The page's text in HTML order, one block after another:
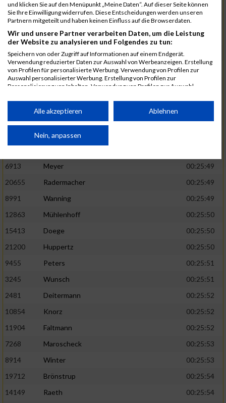
1582 Funken
00:25:42
12220
Cosma
00:25:43
9678
Exner
00:25:43
11817
Schmaul-Klaibee
6812
Koch
00:25:47
9610
Linß
00:25:47
706
Wehmeier
00:25:48
Küpper
Inhoff
6913
Meyer
00:25:49
20655
Radermacher
00:25:49
8991
Wanning
00:25:49
12863
Mühlenhoff
00:25:50
15413
Doege
00:25:50
21200
Huppertz
00:25:50
9455
Peters
00:25:51
3245
Wunsch
00:25:51
2481
Deitermann
00:25:52
10854
Knorz
00:25:52
11904
Faltmann
00:25:52
7268
Maroscheck
00:25:53
8914
Winter
00:25:53
19712
Brönstrup
00:25:54
14149
Raeth
00:25:54
und klicken Sie auf den Menüpunkt „Meine Daten“. Auf dieser Seite können
Sie Ihre Einwilligung widerrufen. Diese Entscheidungen werden unseren
Partnern mitgeteilt und haben keinen Einfluss auf die Browserdaten.
Wir und unsere Partner verarbeiten Daten, um die Leistung
der Website zu analysieren und Folgendes zu tun:
Speichern von oder Zugriff auf Informationen auf einem Endgerät.
Verwendung reduzierter Daten zur Auswahl von Werbeanzeigen. Erstellung
von Profilen für personalisierte Werbung. Verwendung von Profilen zur
Auswahl personalisierter Werbung. Erstellung von Profilen zur
Personalisierung von Inhalten. Verwendung von Profilen zur Auswahl
Performance von Inhalten. Analyse von Zielgruppen durch Statistiken oder
Kombinationen von Daten aus verschiedenen Quellen. Entwicklung und
von Inhalten.
Daten können außerhalb der Europäischen Union weitergegeben und in die
Website/App.
Partnerliste anzeigen (1 IAB-Anbieter)
Wir nutzen Ihre Daten für folgende Zwecke:
Speichern von oder Zugriff auf Informationen
auf einem Endgerät
von Werbeanzeigen
Werbung
personalisierter Werbung
von Inhalten
personalisierter Inhalte
Alle akzeptieren Ablehnen
Nein, anpassen